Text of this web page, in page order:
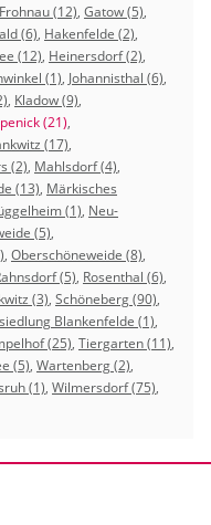
Frohnau (12), Gatow (5),
(6), Hakenfelde (2),
(12), Heinersdorf (2),
(1), Johannisthal (6),
, Kladow (9),
(21),
(17),
(2), Mahlsdorf (4),
(13), Märkisches
(1), Neu-
(5),
, Oberschöneweide (8),
(5), Rosenthal (6),
(3), Schöneberg (90),
Blankenfelde (1),
(25), Tiergarten (11),
(5), Wartenberg (2),
(1), Wilmersdorf (75),